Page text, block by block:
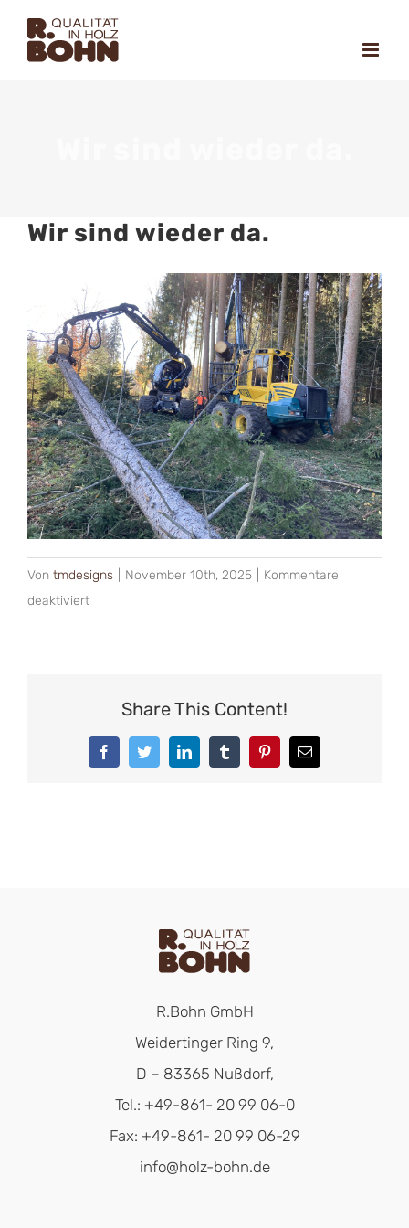
Zum
Inhalt
Wir sind wieder da.
Von tmdesigns November 10th, 2025
Kommentare
deaktiviertfür
Share This Content!
FacebookTwitterLinkedInTumblrPinterest
E-
Mail
R.Bohn GmbH
Weidertinger Ring 9,
D – 83365 Nußdorf,
Tel.: +49-861- 20 99 06-0
Fax: +49-861- 20 99 06-29
info@holz-bohn.de